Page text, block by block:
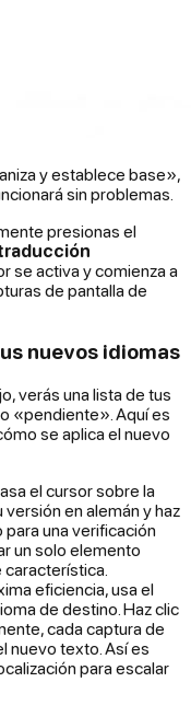
y establece base»,
sin problemas.
presionas el
se activa y comienza a
de pantalla de
nuevos idiomas
verás una lista de tus
«pendiente». Aquí es
se aplica el nuevo
el cursor sobre la
en alemán y haz
una verificación
un solo elemento
eficiencia, usa el
de destino. Haz clic
cada captura de
nuevo texto. Así es
para escalar